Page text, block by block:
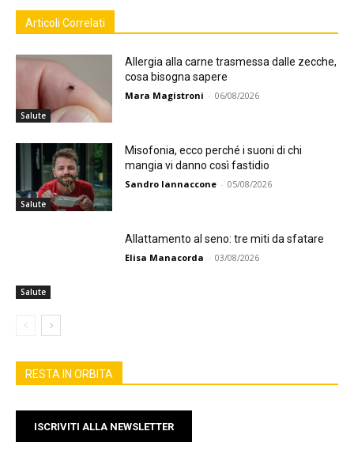
Articoli Correlati
Salute
Allergia alla carne trasmessa dalle zecche,
cosa bisogna sapere
Mara Magistroni - 06/08/2026
Salute
Misofonia, ecco perché i suoni di chi
mangia vi danno così fastidio
Sandro Iannaccone - 05/08/2026
Salute
Allattamento al seno: tre miti da sfatare
Elisa Manacorda - 03/08/2026
RESTA IN ORBITA
ISCRIVITI ALLA NEWSLETTER